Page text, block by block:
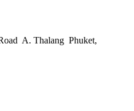
A. Thalang Phuket,